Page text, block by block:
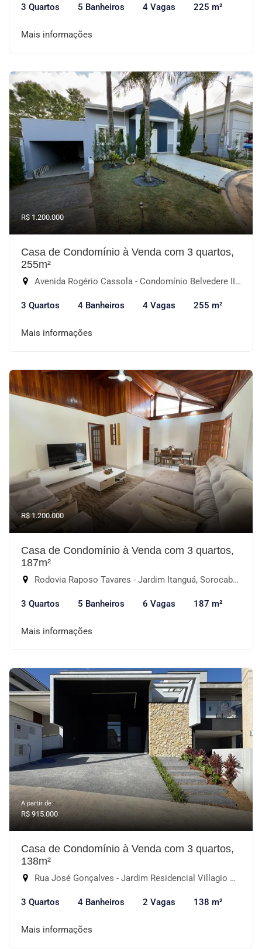
3 Quartos 5 Banheiros 4 Vagas 225 m²
Mais informações
R$ 1.200.000
Casa de Condomínio à Venda com 3 quartos,
255m²
Avenida Rogério Cassola - Condomínio Belvedere II, Votorantim-SP
3 Quartos 4 Banheiros 4 Vagas 255 m²
Mais informações
R$ 1.200.000
Casa de Condomínio à Venda com 3 quartos,
187m²
Rodovia Raposo Tavares - Jardim Itanguá, Sorocaba-SP
3 Quartos 5 Banheiros 6 Vagas 187 m²
Mais informações
A partir de:
R$ 915.000
Casa de Condomínio à Venda com 3 quartos,
138m²
Rua José Gonçalves - Jardim Residencial Villagio Wanel, Sorocaba-SP
3 Quartos 4 Banheiros 2 Vagas 138 m²
Mais informações